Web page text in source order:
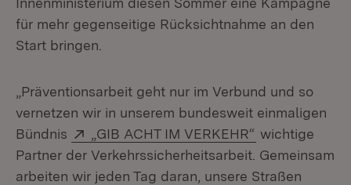
für mehr gegenseitige Rücksichtnahme an den
Start bringen.
„Präventionsarbeit geht nur im Verbund und so
vernetzen wir in unserem bundesweit einmaligen
Bündnis
Extern:
„GIB ACHT IM VERKEHR“ (Öffnet in
wichtige
Partner der Verkehrssicherheitsarbeit. Gemeinsam
arbeiten wir jeden Tag daran, unsere Straßen